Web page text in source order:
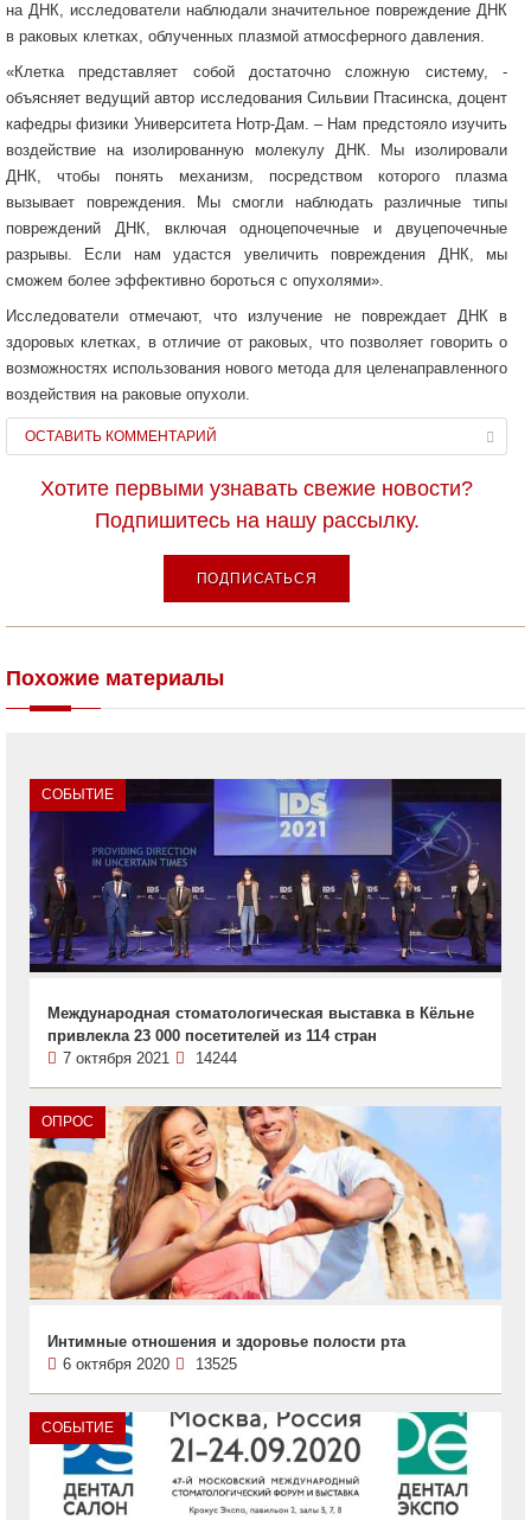
на ДНК, исследователи наблюдали значительное повреждение ДНК
в раковых клетках, облученных плазмой атмосферного давления.
«Клетка представляет собой достаточно сложную систему, -
объясняет ведущий автор исследования Сильвии Птасинска, доцент
кафедры физики Университета Нотр-Дам. – Нам предстояло изучить
воздействие на изолированную молекулу ДНК. Мы изолировали
ДНК, чтобы понять механизм, посредством которого плазма
вызывает повреждения. Мы смогли наблюдать различные типы
повреждений ДНК, включая одноцепочечные и двуцепочечные
разрывы. Если нам удастся увеличить повреждения ДНК, мы
сможем более эффективно бороться с опухолями».
Исследователи отмечают, что излучение не повреждает ДНК в
здоровых клетках, в отличие от раковых, что позволяет говорить о
возможностях использования нового метода для целенаправленного
воздействия на раковые опухоли.
ОСТАВИТЬ КОММЕНТАРИЙ
Хотите первыми узнавать свежие новости?
Подпишитесь на нашу рассылку.
ПОДПИСАТЬСЯ
Похожие материалы
СОБЫТИЕ
Международная стоматологическая выставка в Кёльне
привлекла 23 000 посетителей из 114 стран
7 октября 2021
14244
ОПРОС
Интимные отношения и здоровье полости рта
6 октября 2020
13525
СОБЫТИЕ